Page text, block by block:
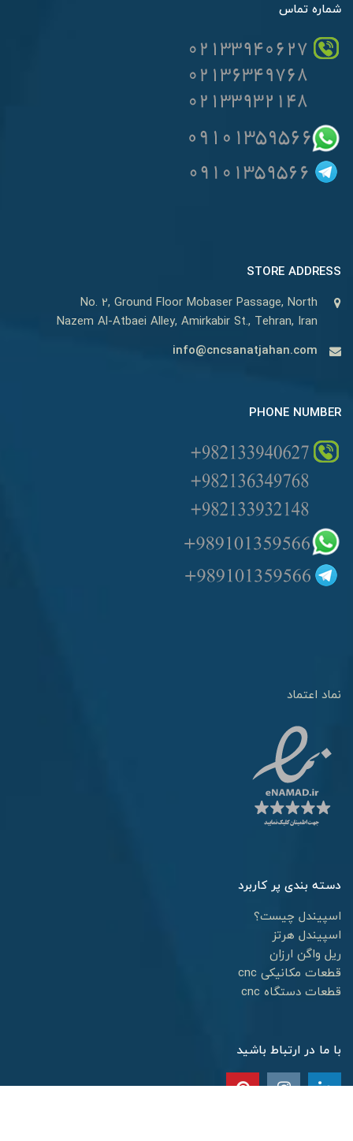
شماره تماس
STORE ADDRESS
No. 2, Ground Floor Mobaser Passage, North
Nazem Al-Atbaei Alley, Amirkabir St., Tehran, Iran
info@cncsanatjahan.com
PHONE NUMBER
نماد اعتماد
دسته بندی پر کاربرد
اسپیندل چیست؟
اسپیندل هرتز
ریل واگن ارزان
قطعات مکانیکی cnc
قطعات دستگاه cnc
با ما در ارتباط باشید